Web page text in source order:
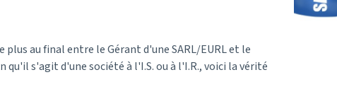
plus au final entre le Gérant d'une SARL/EURL et le
qu'il s'agit d'une société à l'I.S. ou à l'I.R., voici la vérité